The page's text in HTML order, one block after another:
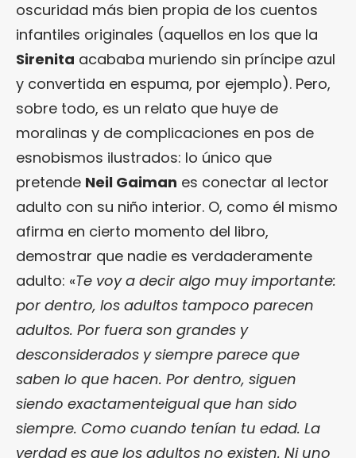
oscuridad más bien propia de los cuentos
infantiles originales (aquellos en los que la
Sirenita acababa muriendo sin príncipe azul
y convertida en espuma, por ejemplo). Pero,
sobre todo, es un relato que huye de
moralinas y de complicaciones en pos de
esnobismos ilustrados: lo único que
pretende Neil Gaiman es conectar al lector
adulto con su niño interior. O, como él mismo
afirma en cierto momento del libro,
demostrar que nadie es verdaderamente
adulto: «Te voy a decir algo muy importante:
por dentro, los adultos tampoco parecen
adultos. Por fuera son grandes y
desconsiderados y siempre parece que
saben lo que hacen. Por dentro, siguen
siendo exactamenteigual que han sido
siempre. Como cuando tenían tu edad. La
verdad es que los adultos no existen. Ni uno